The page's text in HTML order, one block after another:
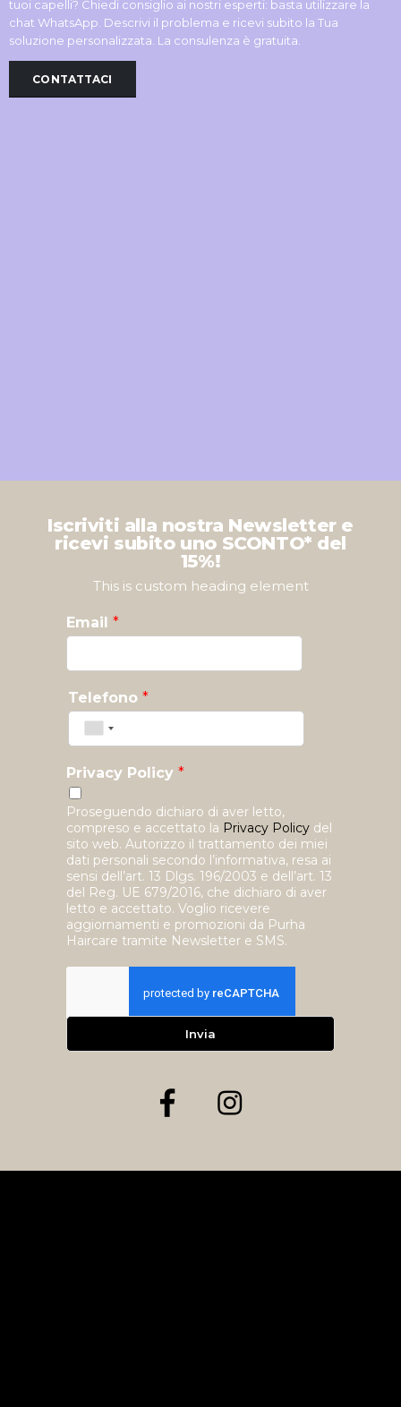
tuoi capelli? Chiedi consiglio ai nostri esperti: basta utilizzare la
chat WhatsApp. Descrivi il problema e ricevi subito la Tua
soluzione personalizzata. La consulenza è gratuita.
CONTATTACI
Iscriviti alla nostra Newsletter e
ricevi subito uno SCONTO* del
15%!
This is custom heading element
Email *
Telefono *
Privacy Policy *
Proseguendo dichiaro di aver letto,
compreso e accettato la Privacy Policy del
sito web. Autorizzo il trattamento dei miei
dati personali secondo l’informativa, resa ai
sensi dell’art. 13 Dlgs. 196/2003 e dell’art. 13
del Reg. UE 679/2016, che dichiaro di aver
letto e accettato. Voglio ricevere
aggiornamenti e promozioni da Purha
Haircare tramite Newsletter e SMS.
Invia